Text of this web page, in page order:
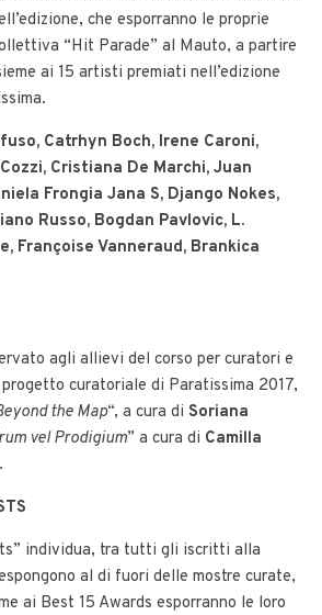
che esporranno le proprie
“Hit Parade” al Mauto, a partire
ai 15 artisti premiati nell’edizione
Catrhyn Boch, Irene Caroni,
Cristiana De Marchi, Juan
Frongia Jana S, Django Nokes,
Russo, Bogdan Pavlovic, L.
Françoise Vanneraud, Brankica
agli allievi del corso per curatori e
curatoriale di Paratissima 2017,
the Map“, a cura di Soriana
vel Prodigium” a cura di Camilla
.
individua, tra tutti gli iscritti alla
al di fuori delle mostre curate,
ai Best 15 Awards esporranno le loro